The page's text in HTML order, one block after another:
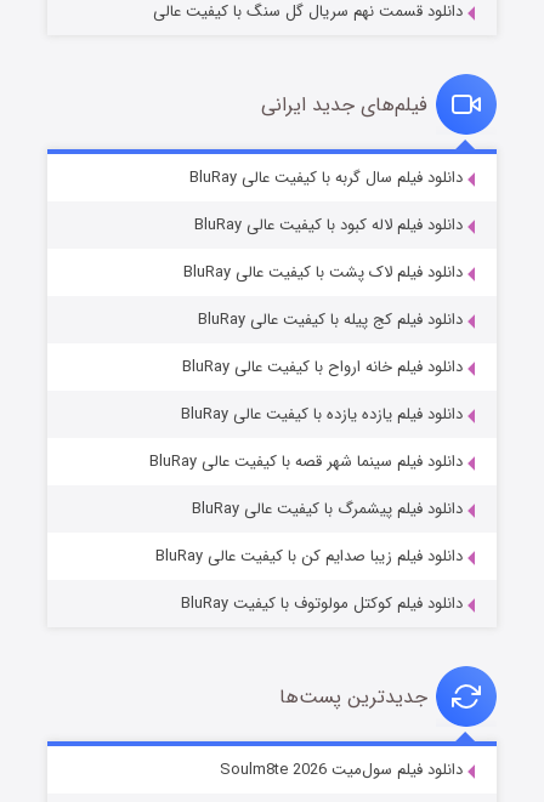
قسمت۷ (زیرنویس) منتشر شد
خاندان اژدها فصل ۳
دانلود قسمت نهم سریال گل سنگ با کیفیت عالی
فیلم‌های جدید ایرانی
دانلود فیلم سال گربه با کیفیت عالی BluRay
دانلود فیلم لاله کبود با کیفیت عالی BluRay
دانلود فیلم لاک پشت با کیفیت عالی BluRay
دانلود فیلم کج‌ پیله با کیفیت عالی BluRay
دانلود فیلم خانه ارواح با کیفیت عالی BluRay
دانلود فیلم یازده یازده با کیفیت عالی BluRay
دانلود فیلم سینما شهر قصه با کیفیت عالی BluRay
دانلود فیلم پیشمرگ با کیفیت عالی BluRay
دانلود فیلم زیبا صدایم کن با کیفیت عالی BluRay
دانلود فیلم کوکتل مولوتوف با کیفیت BluRay
جدیدترین پست‌ها
دانلود فیلم سول‌میت Soulm8te 2026